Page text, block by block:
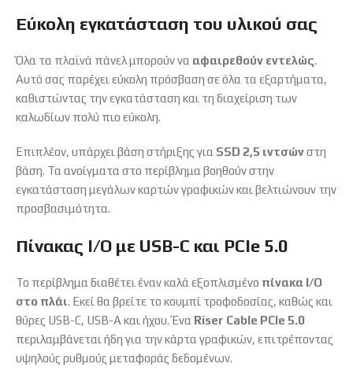
Εύκολη εγκατάσταση του υλικού σας
Όλα τα πλαϊνά πάνελ μπορούν να αφαιρεθούν εντελώς.
Αυτό σας παρέχει εύκολη πρόσβαση σε όλα τα εξαρτήματα,
καθιστώντας την εγκατάσταση και τη διαχείριση των
καλωδίων πολύ πιο εύκολη.
Επιπλέον, υπάρχει βάση στήριξης για SSD 2,5 ιντσώνστη
βάση. Τα ανοίγματα στο περίβλημα βοηθούν στην
εγκατάσταση μεγάλων καρτών γραφικών και βελτιώνουν την
προσβασιμότητα.
Πίνακας I/O με USB-C και PCIe 5.0
Το περίβλημα διαθέτει έναν καλά εξοπλισμένο πίνακα I/O
στο πλάι. Εκεί θα βρείτε το κουμπί τροφοδοσίας, καθώς και
θύρες USB-C, USB-A και ήχου. Ένα Riser Cable PCIe 5.0
περιλαμβάνεται ήδη για την κάρτα γραφικών, επιτρέποντας
υψηλούς ρυθμούς μεταφοράς δεδομένων.